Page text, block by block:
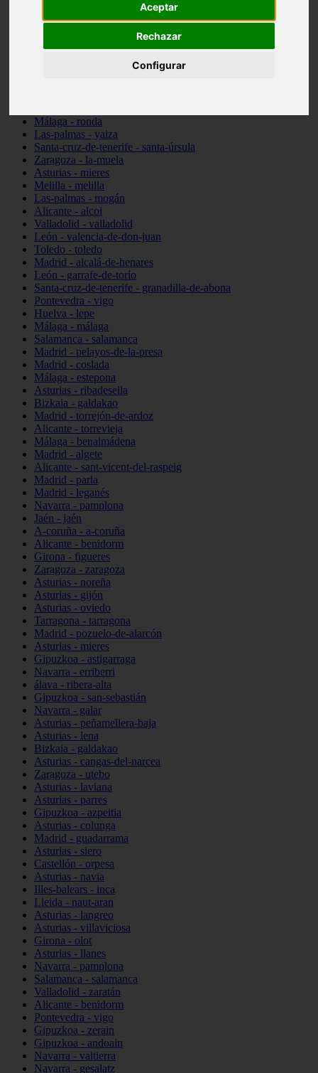
Aceptar
Rechazar
Configurar
Toledo - seseña
Cantabria - val-de-san-vicente
Málaga - ronda
Las-palmas - yaiza
Santa-cruz-de-tenerife - santa-úrsula
Zaragoza - la-muela
Asturias - mieres
Melilla - melilla
Las-palmas - mogán
Alicante - alcoi
Valladolid - valladolid
León - valencia-de-don-juan
Toledo - toledo
Madrid - alcalá-de-henares
León - garrafe-de-torío
Santa-cruz-de-tenerife - granadilla-de-abona
Pontevedra - vigo
Huelva - lepe
Málaga - málaga
Salamanca - salamanca
Madrid - pelayos-de-la-presa
Madrid - coslada
Málaga - estepona
Asturias - ribadesella
Bizkaia - galdakao
Madrid - torrejón-de-ardoz
Alicante - torrevieja
Málaga - benalmádena
Madrid - algete
Alicante - sant-vicent-del-raspeig
Madrid - parla
Madrid - leganés
Navarra - pamplona
Jaén - jaén
A-coruña - a-coruña
Alicante - benidorm
Girona - figueres
Zaragoza - zaragoza
Asturias - noreña
Asturias - gijón
Asturias - oviedo
Tarragona - tarragona
Madrid - pozuelo-de-alarcón
Asturias - mieres
Gipuzkoa - astigarraga
Navarra - erriberri
álava - ribera-alta
Gipuzkoa - san-sebastián
Navarra - galar
Asturias - peñamellera-baja
Asturias - lena
Bizkaia - galdakao
Asturias - cangas-del-narcea
Zaragoza - utebo
Asturias - laviana
Asturias - parres
Gipuzkoa - azpeitia
Asturias - colunga
Madrid - guadarrama
Asturias - siero
Castellón - orpesa
Asturias - navia
Illes-balears - inca
Lleida - naut-aran
Asturias - langreo
Asturias - villaviciosa
Girona - olot
Asturias - llanes
Navarra - pamplona
Salamanca - salamanca
Valladolid - zaratán
Alicante - benidorm
Pontevedra - vigo
Gipuzkoa - zerain
Gipuzkoa - andoain
Navarra - valtierra
Navarra - gesalatz